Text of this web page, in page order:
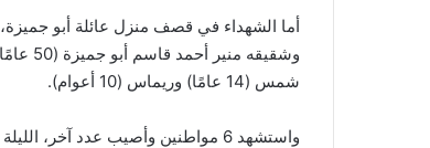
شمس (14 عامًا) وريماس (10 أعوام).
واستشهد 6 مواطنين وأصيب عدد